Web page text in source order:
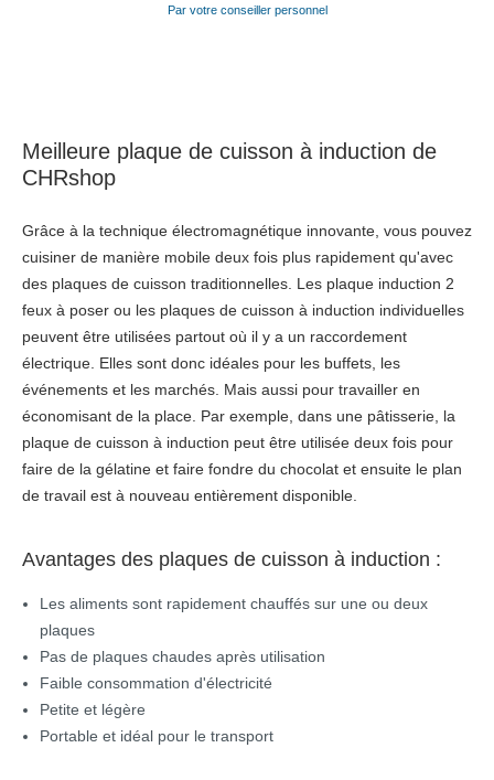
Par votre conseiller personnel
Meilleure plaque de cuisson à induction de
CHRshop
Grâce à la technique électromagnétique innovante, vous pouvez
cuisiner de manière mobile deux fois plus rapidement qu'avec
des plaques de cuisson traditionnelles. Les plaque induction 2
feux à poser ou les plaques de cuisson à induction individuelles
peuvent être utilisées partout où il y a un raccordement
électrique. Elles sont donc idéales pour les buffets, les
événements et les marchés. Mais aussi pour travailler en
économisant de la place. Par exemple, dans une pâtisserie, la
plaque de cuisson à induction peut être utilisée deux fois pour
faire de la gélatine et faire fondre du chocolat et ensuite le plan
de travail est à nouveau entièrement disponible.
Avantages des plaques de cuisson à induction :
Les aliments sont rapidement chauffés sur une ou deux
plaques
Pas de plaques chaudes après utilisation
Faible consommation d'électricité
Petite et légère
Portable et idéal pour le transport